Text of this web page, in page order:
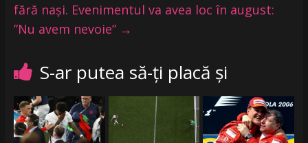
fără nași. Evenimentul va avea loc în august:
”Nu avem nevoie” →
S-ar putea să-ți placă și